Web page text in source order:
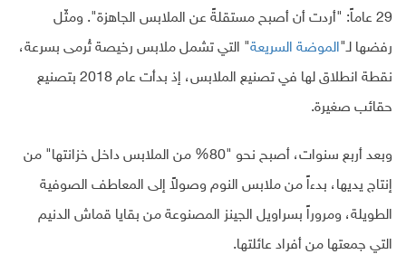
29 عاماً: "أردت أن أصبح مستقلةً عن الملابس الجاهزة". ومثّل
رفضها لـ"الموضة السريعة" التي تشمل ملابس رخيصة تُرمى بسرعة،
نقطة انطلاق لها في تصنيع الملابس، إذ بدأت عام 2018 بتصنيع
حقائب صغيرة.
وبعد أربع سنوات، أصبح نحو "80% من الملابس داخل خزانتها" من
إنتاج يديها، بدءاً من ملابس النوم وصولاً إلى المعاطف الصوفية
الطويلة، ومروراً بسراويل الجينز المصنوعة من بقايا قماش الدنيم
التي جمعتها من أفراد عائلتها.